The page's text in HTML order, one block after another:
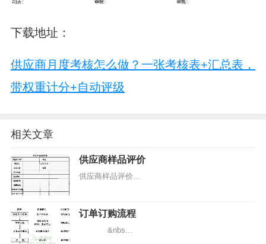
下载地址：
供应商月度考核怎么做？一张考核表+汇总表，
带权重计分+自动评级
相关文章
供应商样品评价
供应商样品评价...
订单订购流程
&nbs...